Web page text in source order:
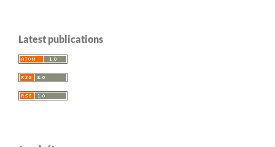
Latest publications